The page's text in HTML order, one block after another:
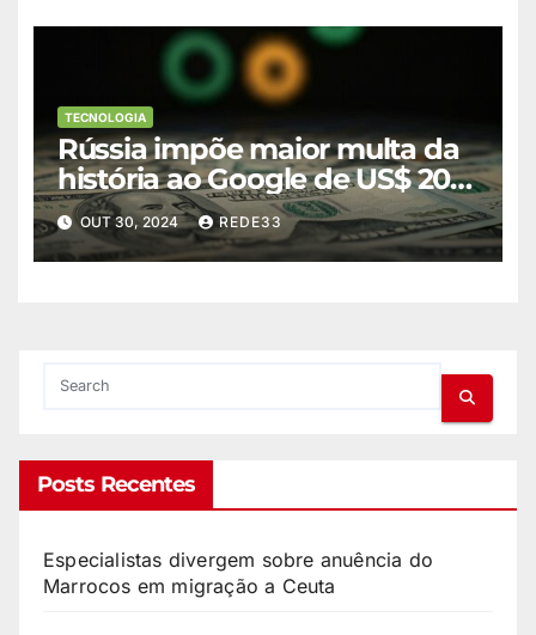
TECNOLOGIA
Rússia impõe maior multa da
história ao Google de US$ 20
decilhões
OUT 30, 2024 REDE33
Posts Recentes
Especialistas divergem sobre anuência do
Marrocos em migração a Ceuta